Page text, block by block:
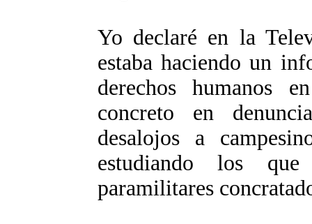
Yo declaré en la
estaba haciendo un
derechos humanos
concreto en
desalojos a
estudiando los
paramilitares